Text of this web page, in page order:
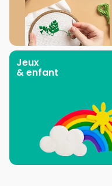
Jeux
& enfant